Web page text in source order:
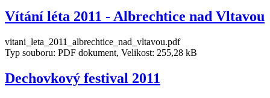
Vítání léta 2011 - Albrechtice nad Vltavou
vitani_leta_2011_albrechtice_nad_vltavou.pdf
Typ souboru: PDF dokument, Velikost: 255,28 kB
Dechovkový festival 2011